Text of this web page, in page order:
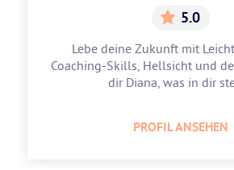
5.0
Lebe deine Zukunft mit
Coaching-Skills, Hellsicht und
dir Diana, was in dir
PROFIL ANSEHEN